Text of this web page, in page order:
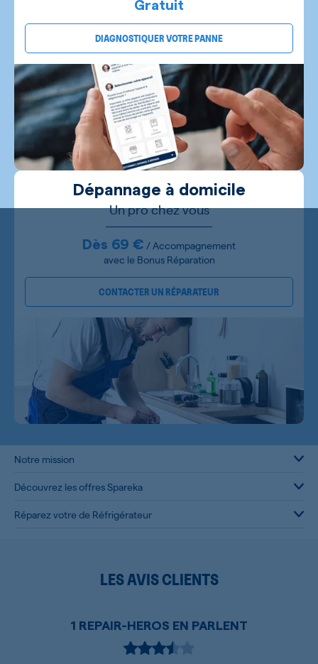
Gratuit
DIAGNOSTIQUER VOTRE PANNE
Dépannage à domicile
Un pro chez vous
Dès 69 € / Accompagnement
avec le Bonus Réparation
CONTACTER UN RÉPARATEUR
Notre mission
Découvrez les offres Spareka
Réparez votre de Réfrigérateur
LES AVIS CLIENTS
1 REPAIR-HEROS EN PARLENT